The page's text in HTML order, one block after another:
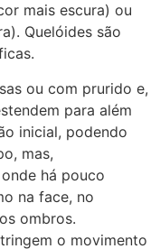
mais escura) ou
Quelóides são
ou com prurido e,
para além
inicial, podendo
mas,
há pouco
na face, no
ombros.
o movimento